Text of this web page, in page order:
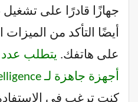
أيضًا التأكد من
على هاتفك.
أجهزة جاهزة لـ Apple Intelligence
كنت ترغب في